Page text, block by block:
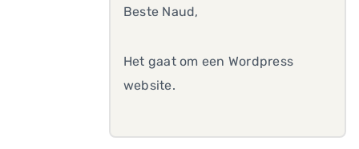
Beste Naud,
Het gaat om een Wordpress
website.